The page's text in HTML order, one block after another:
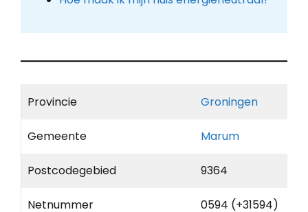
Provincie Groningen
Gemeente Marum
Postcodegebied 9364
Netnummer 0594 (+31594)